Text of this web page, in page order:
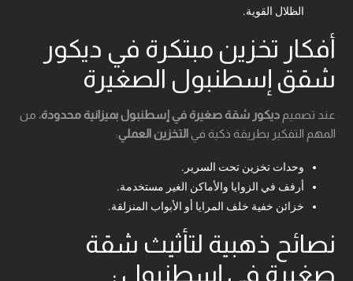
الظلال القوية.
أفكار تخزين مبتكرة في ديكور
شقق إسطنبول الصغيرة
عند تصميم ديكور شقة صغيرة في إسطنبول بميزانية محدودة، من
المهم التفكير بطريقة ذكية فيالتخزين العملي:
وحدات تخزين تحت السرير.
أرفف في الزوايا والأماكن الغير مستخدمة.
خزائن خفية خلف المرايا أو الأبواب المنزلقة.
نصائح ذهبية لتأثيث شقة
صغيرة في إسطنبول :